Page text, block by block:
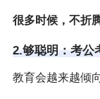
很多时候，不折
2.够聪明：考公
教育会越来越倾